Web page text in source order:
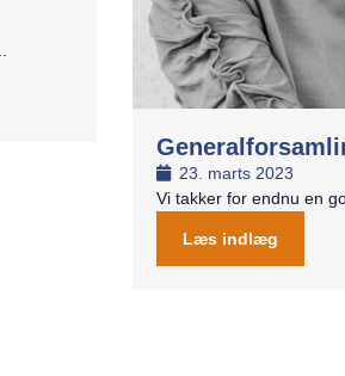
23. marts 2023
Vi takker for endnu en
Læs indlæg